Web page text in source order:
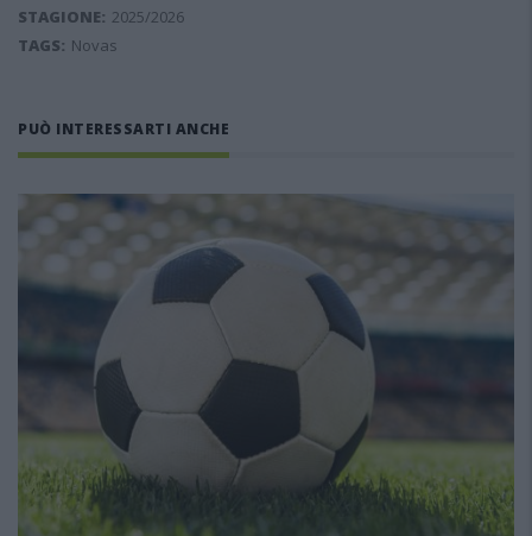
STAGIONE: 2025/2026
TAGS: Novas
PUÒ INTERESSARTI ANCHE